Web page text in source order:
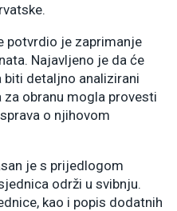
potvrdio je zaprimanje
Najavljeno je da će
detaljno analizirani
obranu mogla provesti
o njihovom
je s prijedlogom
održi u svibnju.
kao i popis dodatnih